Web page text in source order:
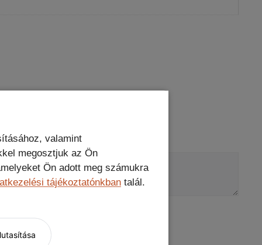
valamint
megosztjuk az Ön
Ön adott meg számukra
tájékoztatónkban talál.